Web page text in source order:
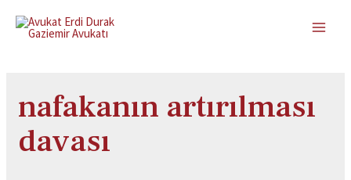
nafakanın artırılması
davası